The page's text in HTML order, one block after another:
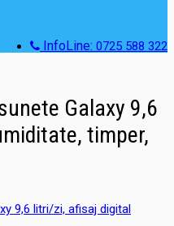
InfoLine: 0725 588 322
Galaxy 9,6
timper,